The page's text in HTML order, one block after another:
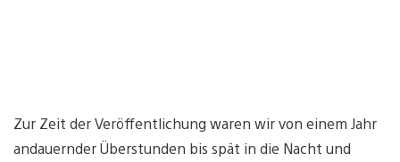
Zur Zeit der Veröffentlichung waren wir von einem Jahr
andauernder Überstunden bis spät in die Nacht und